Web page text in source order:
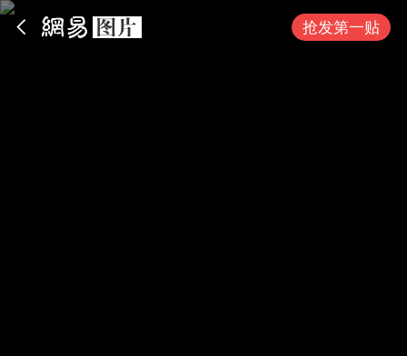
抢发第一贴
App内打开